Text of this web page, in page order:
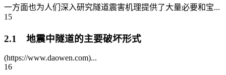
一方面也为人们深入研究隧道震害机理提供了大量必要和宝...
15
2.1 地震中隧道的主要破坏形式
(https://www.daowen.com)...
16